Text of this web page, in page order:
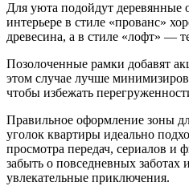
Для уюта подойдут деревянные
интерьере в стиле «прованс»
древесина, а в стиле «лофт» —
Позолоченные рамки добавят
этом случае лучше
чтобы избежать
Правильное оформление зоны
уголок квартиры идеально
просмотра передач, сериалов и
забыть о повседневных заботах
увлекательные приключения.